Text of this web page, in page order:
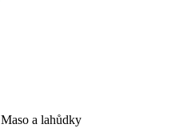
Maso a lahůdky